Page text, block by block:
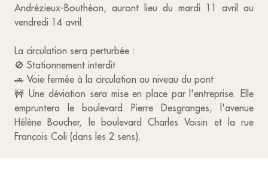
Andrézieux-Bouthéon, auront lieu du mardi 11 avril au
vendredi 14 avril.
La circulation sera perturbée :
🚫 Stationnement interdit
🚗 Voie fermée à la circulation au niveau du pont
🚧 Une déviation sera mise en place par l'entreprise. Elle
empruntera le boulevard Pierre Desgranges, l'avenue
Hélène Boucher, le boulevard Charles Voisin et la rue
François Coli (dans les 2 sens).